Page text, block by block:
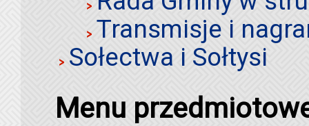
Transmisje i
Sołectwa i Sołtysi
Menu